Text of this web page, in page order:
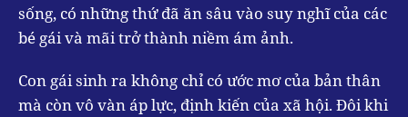
sống, có những thứ đã ăn sâu vào suy nghĩ của các
bé gái và mãi trở thành niềm ám ảnh.
Con gái sinh ra không chỉ có ước mơ của bản thân
mà còn vô vàn áp lực, định kiến của xã hội. Đôi khi